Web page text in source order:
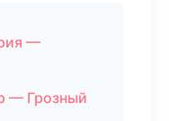
—
— Грозный